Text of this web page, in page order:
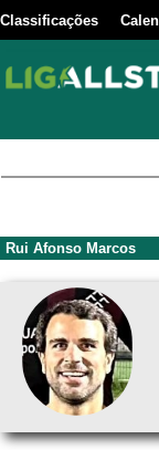
Classificações
Rui Afonso Marcos